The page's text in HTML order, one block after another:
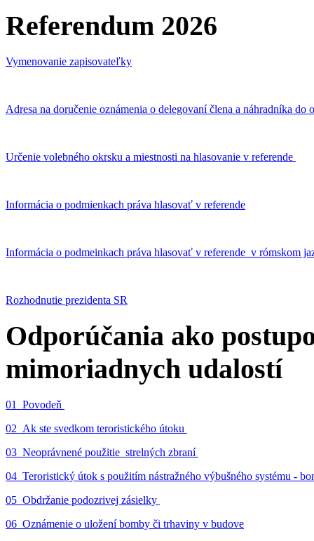
Referendum 2026
Vymenovanie zapisovateľky
Adresa na doručenie oznámenia o delegovaní člena a náhradníka
Určenie volebného okrsku a miestnosti na hlasovanie v referende
Informácia o podmienkach práva hlasovať v referende
Informácia o podmeinkach práva hlasovať v referende v rómskom
Rozhodnutie prezidenta SR
Odporúčania ako
mimoriadnych udalostí
01_Povodeň
02_Ak ste svedkom teroristického útoku
03_Neoprávnené použitie strelných zbraní
04_Teroristický útok s použitím nástražného výbušného systému -
05_Obdržanie podozrivej zásielky
06_Oznámenie o uložení bomby či trhaviny v budove